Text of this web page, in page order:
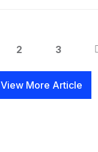
2 3
View More Article